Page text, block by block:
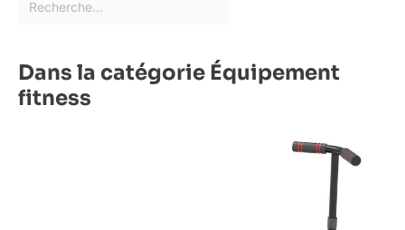
Dans la catégorie Équipement
fitness